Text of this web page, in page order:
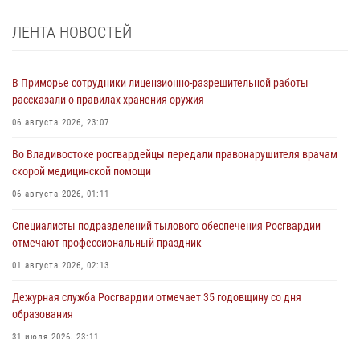
ЛЕНТА НОВОСТЕЙ
В Приморье сотрудники лицензионно-разрешительной работы
рассказали о правилах хранения оружия
06 августа 2026, 23:07
Во Владивостоке росгвардейцы передали правонарушителя врачам
скорой медицинской помощи
06 августа 2026, 01:11
Специалисты подразделений тылового обеспечения Росгвардии
отмечают профессиональный праздник
01 августа 2026, 02:13
Дежурная служба Росгвардии отмечает 35 годовщину со дня
образования